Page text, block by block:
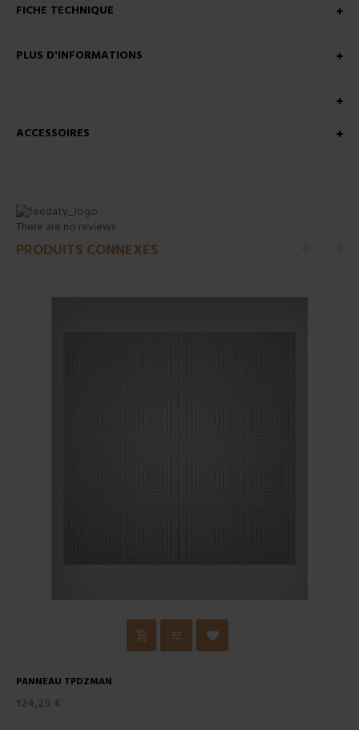
FICHE TECHNIQUE
PLUS D'INFORMATIONS
ACCESSOIRES
There are no reviews
PRODUITS CONNEXES
PANNEAU TPDZMAN
124,29 €